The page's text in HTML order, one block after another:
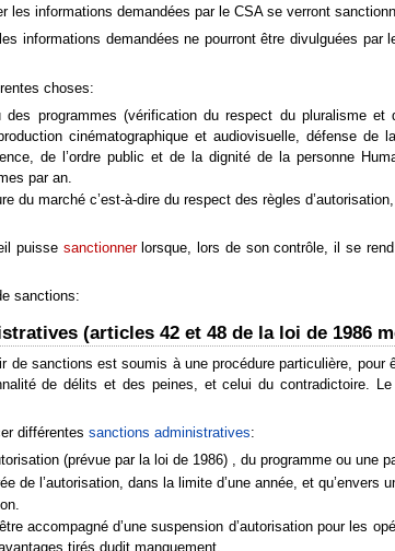
les informations demandées par le CSA se verront
informations demandées ne pourront être divulguées
choses:
des programmes (vérification du respect du pluralisme
cinématographique et audiovisuelle, défense
de l’ordre public et de la dignité de la personne
par an.
du marché c’est-à-dire du respect des règles
puisse sanctionnerlorsque, lors de son contrôle, il se
sanctions:
(articles 42 et 48 de la loi de 1986
de sanctions est soumis à une procédure particulière,
de délits et des peines, et celui du contradictoire.
différentes sanctions administratives:
(prévue par la loi de 1986) , du programme ou une
de l’autorisation, dans la limite d’une année, et
accompagné d’une suspension d’autorisation pour les
tirés dudit manquement.